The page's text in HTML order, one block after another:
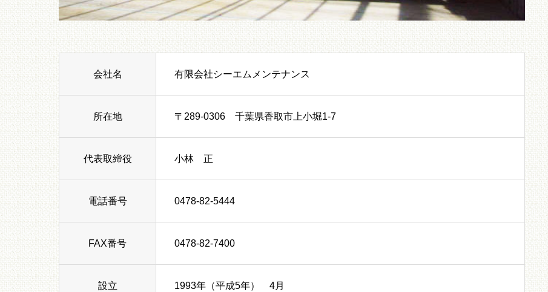
会社名 有限会社シーエムメンテナンス
所在地 〒289-0306 千葉県香取市上小堀1-7
代表取締役 小林 正
電話番号 0478-82-5444
FAX番号 0478-82-7400
設立 1993年（平成5年） 4月